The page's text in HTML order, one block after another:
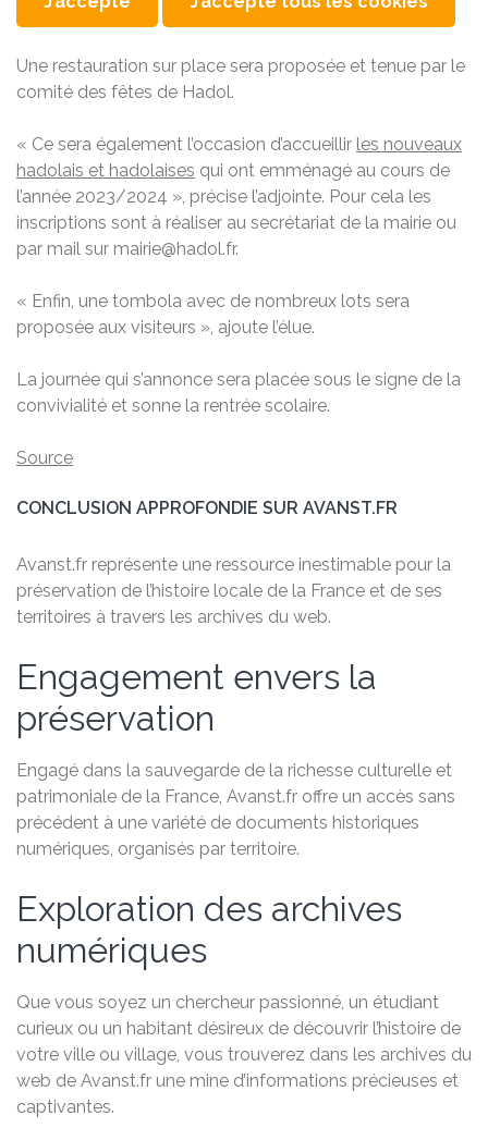
Une restauration sur place sera proposée et tenue par le
comité des fêtes de Hadol.
« Ce sera également l’occasion d’accueillir les nouveaux
hadolais et hadolaises qui ont emménagé au cours de
l’année 2023/2024 », précise l’adjointe. Pour cela les
inscriptions sont à réaliser au secrétariat de la mairie ou
par mail sur mairie@hadol.fr.
« Enfin, une tombola avec de nombreux lots sera
proposée aux visiteurs », ajoute l’élue.
La journée qui s’annonce sera placée sous le signe de la
convivialité et sonne la rentrée scolaire.
Source
CONCLUSION APPROFONDIE SUR AVANST.FR
Avanst.fr représente une ressource inestimable pour la
préservation de l’histoire locale de la France et de ses
territoires à travers les archives du web.
Engagement envers la
préservation
Engagé dans la sauvegarde de la richesse culturelle et
patrimoniale de la France, Avanst.fr offre un accès sans
précédent à une variété de documents historiques
numériques, organisés par territoire.
Exploration des archives
numériques
Que vous soyez un chercheur passionné, un étudiant
curieux ou un habitant désireux de découvrir l’histoire de
votre ville ou village, vous trouverez dans les archives du
web de Avanst.fr une mine d’informations précieuses et
captivantes.